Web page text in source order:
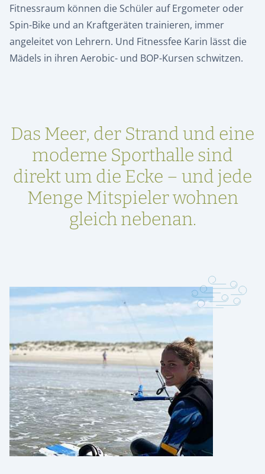
Fitnessraum können die Schüler auf Ergometer oder
Spin-Bike und an Kraftgeräten trainieren, immer
angeleitet von Lehrern. Und Fitnessfee Karin lässt die
Mädels in ihren Aerobic- und BOP-Kursen schwitzen.
Das Meer, der Strand und eine
moderne Sporthalle sind
direkt um die Ecke – und jede
Menge Mitspieler wohnen
gleich nebenan.